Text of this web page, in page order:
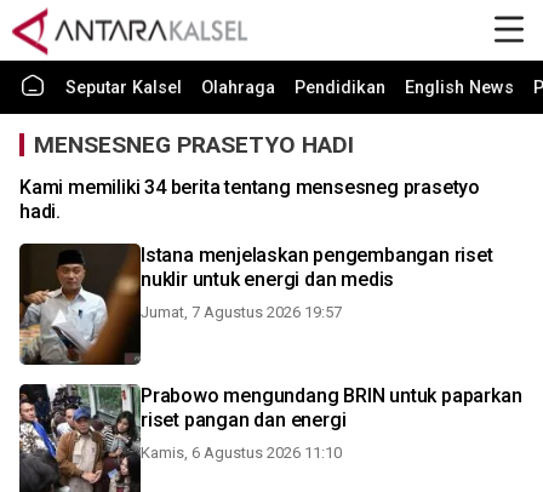
Seputar Kalsel Olahraga Pendidikan English News
MENSESNEG PRASETYO HADI
Kami memiliki 34 berita tentang mensesneg prasetyo
hadi.
Istana menjelaskan pengembangan riset
nuklir untuk energi dan medis
Jumat, 7 Agustus 2026 19:57
Prabowo mengundang BRIN untuk paparkan
riset pangan dan energi
Kamis, 6 Agustus 2026 11:10